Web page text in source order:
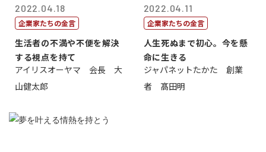
2022.04.18
企業家たちの金言
生活者の不満や不便を解決
する視点を持て
アイリスオーヤマ 会長 大
山健太郎
2022.04.11
企業家たちの金言
人生死ぬまで初心。今を懸
命に生きる
ジャパネットたかた 創業
者 髙田明